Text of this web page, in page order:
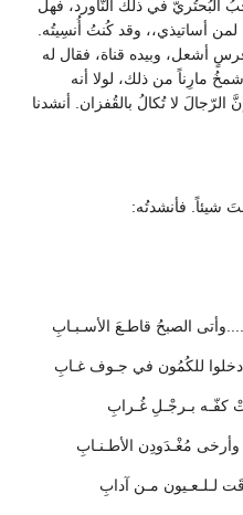
البُحتُريّ في ذلك النَّاورد، فهل
أساتيذي،، وقد كُنتُ أُنسِيتُه.
أشعل، وبيده قناة، فقال له
مارِناً من ذلك، لولا أنه
لا تُكالُ بالقُفزان. أنشدنا
شيئاً. فأنشدتُه:
الصبحُ قاطـعَ الأسـبـابِ
للكُمُون في جـوف غـابِ
كفّـه بـرجْـلِ غُـرابِ
مُغْـدَودِن الأطـنـابِ
لـلـعـيون مـن آدابِ